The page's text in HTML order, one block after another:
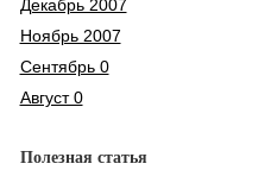
Декабрь 2007
Ноябрь 2007
Сентябрь 0
Август 0
Полезная статья